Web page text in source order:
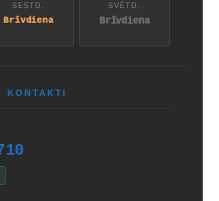
SESTD.
Brīvdiena
SVĒTD.
Brīvdiena
KONTAKTI